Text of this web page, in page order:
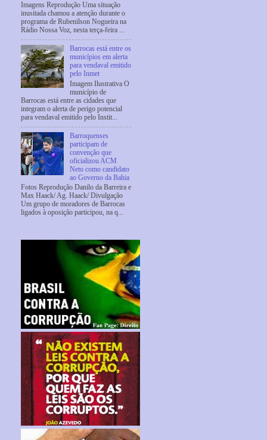
Imagens Reprodução Uma situação
inusitada chamou a atenção durante o
programa de Rubenilson Nogueira na
Rádio Nossa Voz, nesta terça-feira ...
Barrocas está entre os
municípios em alerta
para vendaval emitido
pelo Inmet
Imagem Ilustrativa O
município de
Barrocas está entre as cidades que
integram o alerta de perigo potencial
para vendaval emitido pelo Instit...
Barroquenses
participam de
convenção que
oficializou ACM
Neto como candidato
ao Governo da Bahia
Fotos Reprodução Danilo da Barreira e
Max Haack/ Ag. Haack/ Divulgação
Um grupo de moradores de Barrocas
ligados à oposição participou, na q...